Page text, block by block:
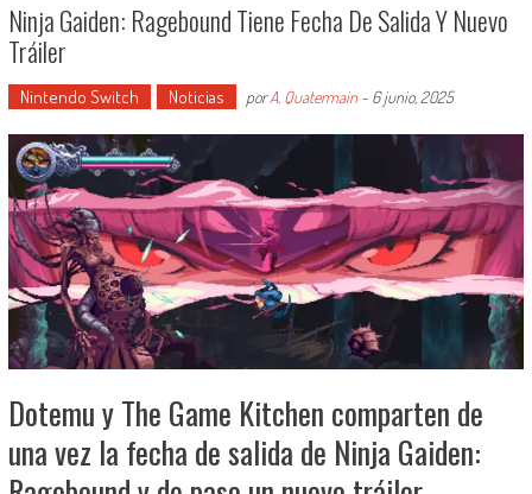
Ninja Gaiden: Ragebound Tiene Fecha De Salida Y Nuevo
Tráiler
Nintendo Switch Noticias porA. Quatermain- 6 junio, 2025
Dotemu y The Game Kitchen comparten de
una vez la fecha de salida de Ninja Gaiden: